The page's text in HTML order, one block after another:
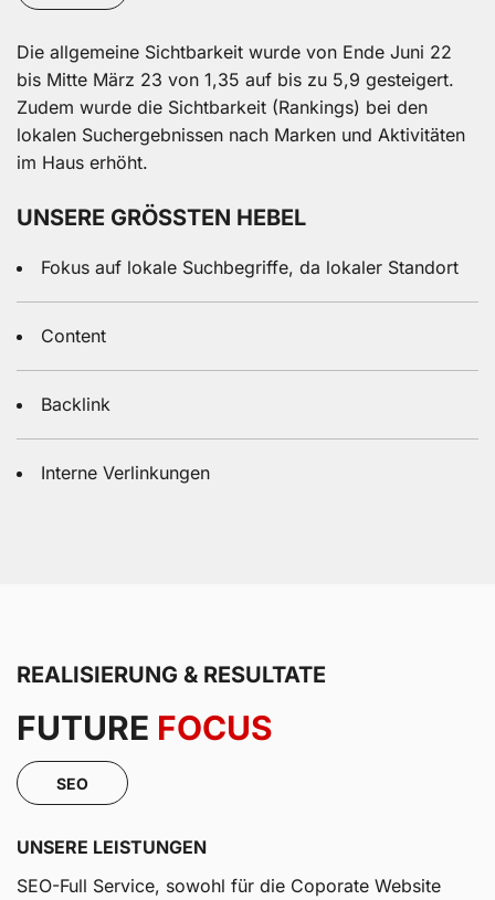
Die allgemeine Sichtbarkeit wurde von Ende Juni 22
bis Mitte März 23 von 1,35 auf bis zu 5,9 gesteigert.
Zudem wurde die Sichtbarkeit (Rankings) bei den
lokalen Suchergebnissen nach Marken und Aktivitäten
im Haus erhöht.
UNSERE GRÖSSTEN HEBEL
Fokus auf lokale Suchbegriffe, da lokaler Standort
Content
Backlink
Interne Verlinkungen
REALISIERUNG & RESULTATE
FUTURE FOCUS
SEO
UNSERE LEISTUNGEN
SEO-Full Service, sowohl für die Coporate Website